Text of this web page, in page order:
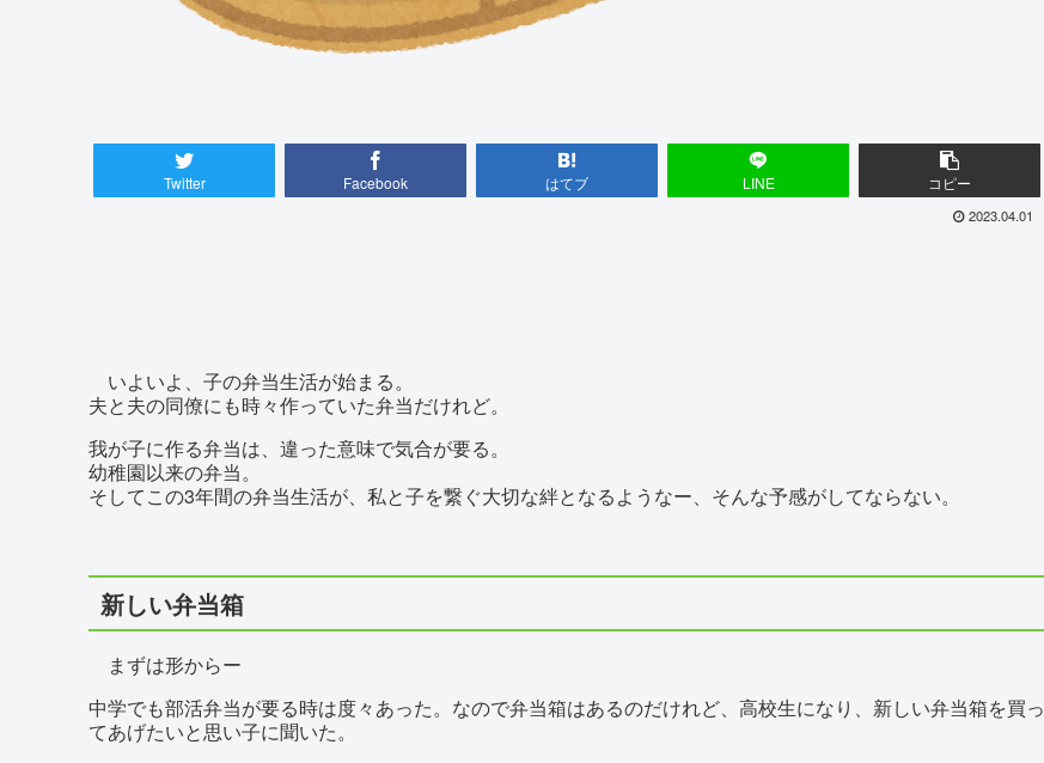
Twitter Facebook はてブ LINE コピー
2023.04.01
いよいよ、子の弁当生活が始まる。
夫と夫の同僚にも時々作っていた弁当だけれど。
我が子に作る弁当は、違った意味で気合が要る。
幼稚園以来の弁当。
そしてこの3年間の弁当生活が、私と子を繋ぐ大切な絆となるようなー、そんな予感がしてならない。
新しい弁当箱
まずは形からー
中学でも部活弁当が要る時は度々あった。なので弁当箱はあるのだけれど、高校生になり、新しい弁当箱を買っ
てあげたいと思い子に聞いた。